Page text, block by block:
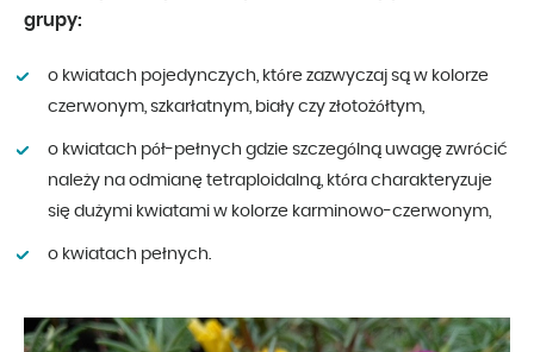
grupy:
o kwiatach pojedynczych, które zazwyczaj są w kolorze
czerwonym, szkarłatnym, biały czy złotożółtym,
o kwiatach pół-pełnych gdzie szczególną uwagę zwrócić
należy na odmianę tetraploidalną, która charakteryzuje
się dużymi kwiatami w kolorze karminowo-czerwonym,
o kwiatach pełnych.